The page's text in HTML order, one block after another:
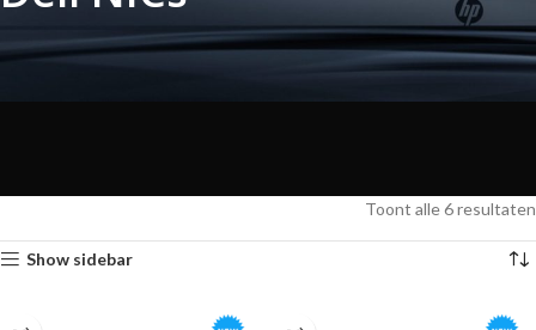
Toont alle 6 resultaten
Show sidebar